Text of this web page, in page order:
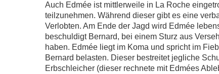
Auch Edmée ist mittlerweile in La Roche
teilzunehmen. Während dieser gibt es eine
Verlobten. Am Ende der Jagd wird Edmée
beschuldigt Bernard, bei einem Sturz aus
haben. Edmée liegt im Koma und spricht im
Bernard belasten. Dieser bestreitet jegliche
Erbschleicher (dieser rechnete mit Edmées